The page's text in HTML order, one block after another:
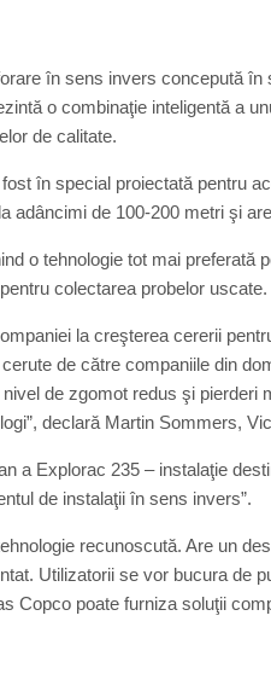
în sens invers concepută în
o combinaţie inteligentă a
de calitate.
în special proiectată pentru
adâncimi de 100-200 metri şi
o tehnologie tot mai preferată
colectarea probelor uscate.
la creşterea cererii
de către companiile din
de zgomot redus şi pierderi
declară Martin Sommers,
a Explorac 235 – instalaţie
de instalaţii în sens invers”.
recunoscută. Are un
Utilizatorii se vor bucura de
Copco poate furniza soluţii